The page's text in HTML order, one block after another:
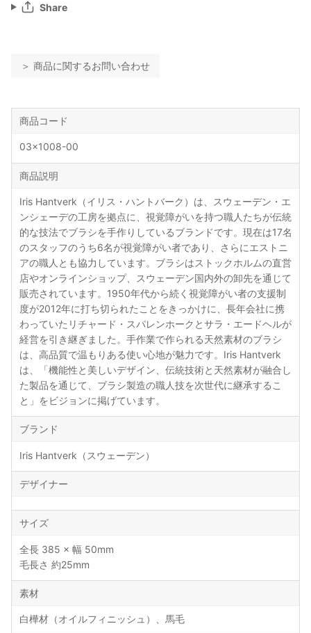
Share
＞ 商品に関するお問い合わせ
商品コード
03x1008-00
商品説明
Iris Hantverk（イリス・ハントバーク）は、スウェーデン・エ
ンシェーデの工房を拠点に、視覚障がいを持つ職人たちが伝統
的な技法でブラシを手作りしているブランドです。現在は17名
のスタッフのうち6名が視覚障がい者であり、さらにエストニ
アの職人とも協力しています。ブラシはストックホルムの直営
店やオンラインショップ、スウェーデン国内外の卸先を通じて
販売されています。1950年代から続く視覚障がい者の支援制
度が2012年に打ち切られたことをきっかけに、長年会社に携
わっていたリチャード・スパレンホークとサラ・エードヘルが
経営を引き継ぎました。手作業で作られる天然素材のブラシ
は、高品質で温もりある使い心地が魅力です。Iris Hantverk
は、「機能性と美しいデザイン、伝統技術と天然素材が融合し
た製品を通じて、ブラシ製造の職人技を次世代に継承するこ
と」をビジョンに掲げています。
ブランド
Iris Hantverk（スウェーデン）
デザイナー
サイズ
全長 385 × 幅 50mm
毛長さ 約25mm
素材
白樺材（オイルフィニッシュ）、馬毛